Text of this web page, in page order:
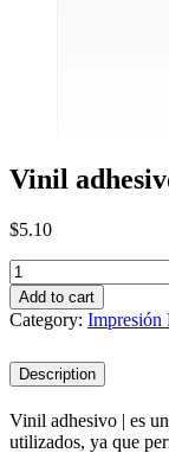
Vinil
$5.10
Vinil
adhesivo
quantity
Add to cart
Category: Impresión
Description
Vinil adhesivo | es
utilizados, ya que